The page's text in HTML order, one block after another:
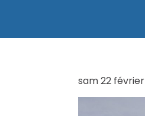
sam22 février